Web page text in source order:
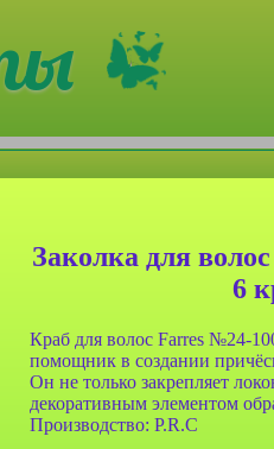
Заколка для
6
Краб для волос Farres №24-
помощник в создании
Он не только закрепляет
декоративным элементом
Производство: P.R.C
для ланч-бокса